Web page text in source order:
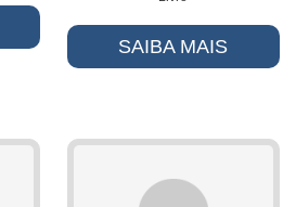
SAIBA MAIS